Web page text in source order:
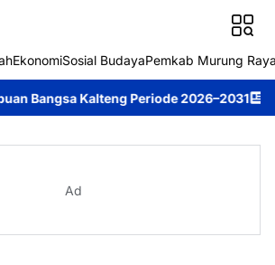
EkonomiSosial BudayaPemkab Murung
Periode 2026–2031 DPRD Murung
Ad